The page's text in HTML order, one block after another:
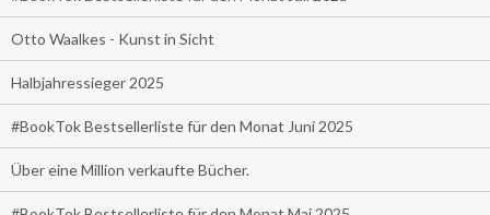
Otto Waalkes - Kunst in Sicht
Halbjahressieger 2025
#BookTok Bestsellerliste für den Monat Juni 2025
Über eine Million verkaufte Bücher.